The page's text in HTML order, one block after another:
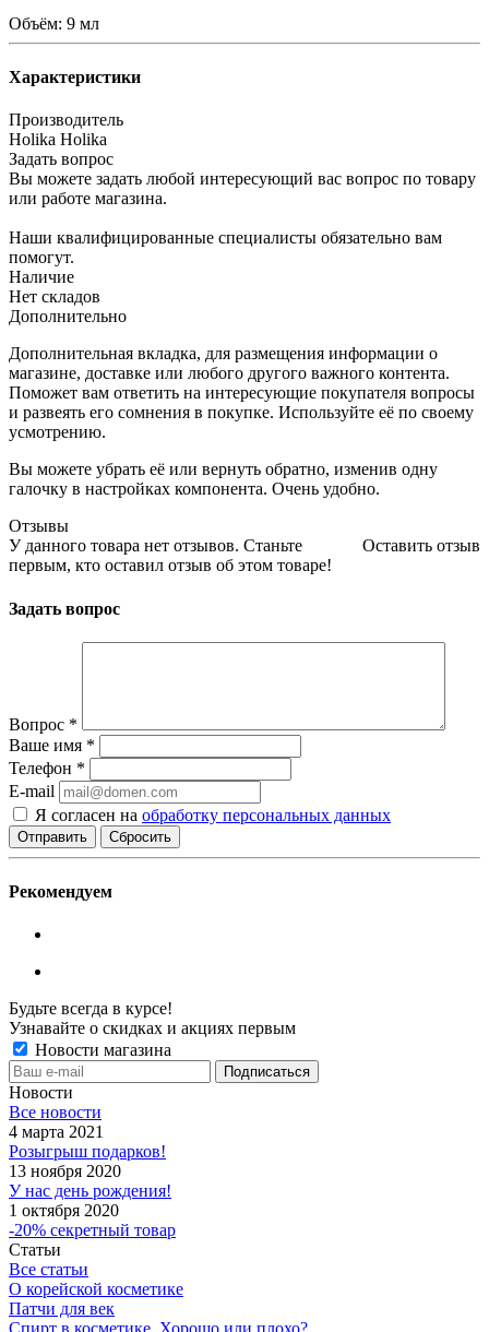
Объём: 9 мл
Характеристики
Производитель
Holika Holika
Задать вопрос
Вы можете задать любой интересующий вас вопрос по товару
или работе магазина.
Наши квалифицированные специалисты обязательно вам
помогут.
Наличие
Нет складов
Дополнительно
Дополнительная вкладка, для размещения информации о
магазине, доставке или любого другого важного контента.
Поможет вам ответить на интересующие покупателя вопросы
и развеять его сомнения в покупке. Используйте её по своему
усмотрению.
Вы можете убрать её или вернуть обратно, изменив одну
галочку в настройках компонента. Очень удобно.
Отзывы
Оставить отзыв
У данного товара нет отзывов. Станьте
первым, кто оставил отзыв об этом товаре!
Задать вопрос
Вопрос *
Ваше имя *
Телефон *
E-mail
Я согласен на обработку персональных данных
Сбросить
Рекомендуем
Будьте всегда в курсе!
Узнавайте о скидках и акциях первым
Новости магазина
Новости
Все новости
4 марта 2021
Розыгрыш подарков!
13 ноября 2020
У нас день рождения!
1 октября 2020
-20% секретный товар
Статьи
Все статьи
О корейской косметике
Патчи для век